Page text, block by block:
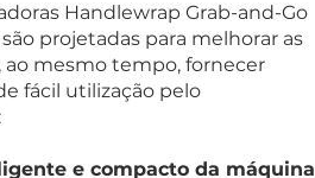
Handlewrap Grab-and-Go
projetadas para melhorar as
ao mesmo tempo, fornecer
fácil utilização pelo
e compacto da máquina